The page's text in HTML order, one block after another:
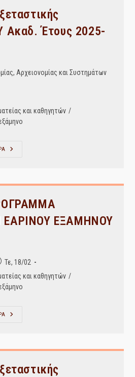
Ακαδ. Έτους 2025-
Αρχειονομίας και Συστημάτων
και καθηγητών /
Πρόγραμμα
2025-
ΕΞΑΜΗΝΟΥ
Τε, 18/02
και καθηγητών /
ΩΡΟΛΟΓΙΟ
2025-